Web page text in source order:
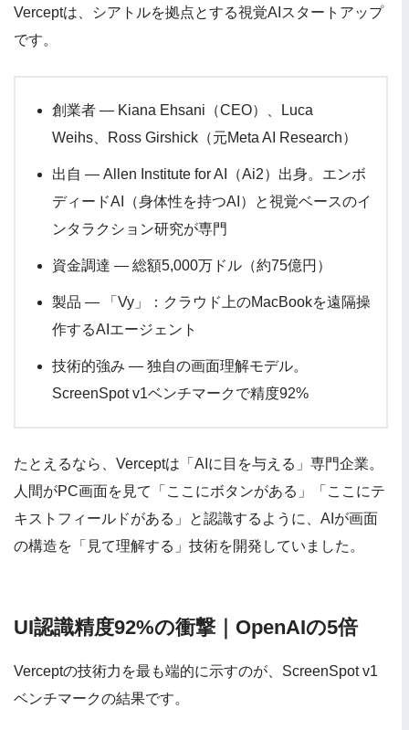
Verceptは、シアトルを拠点とする視覚AIスタートアップ
です。
創業者 — Kiana Ehsani（CEO）、Luca
Weihs、Ross Girshick（元Meta AI Research）
出自 — Allen Institute for AI（Ai2）出身。エンボ
ディードAI（身体性を持つAI）と視覚ベースのイ
ンタラクション研究が専門
資金調達 — 総額5,000万ドル（約75億円）
製品 — 「Vy」：クラウド上のMacBookを遠隔操
作するAIエージェント
技術的強み — 独自の画面理解モデル。
ScreenSpot v1ベンチマークで精度92%
たとえるなら、Verceptは「AIに目を与える」専門企業。
人間がPC画面を見て「ここにボタンがある」「ここにテ
キストフィールドがある」と認識するように、AIが画面
の構造を「見て理解する」技術を開発していました。
UI認識精度92%の衝撃｜OpenAIの5倍
Verceptの技術力を最も端的に示すのが、ScreenSpot v1
ベンチマークの結果です。